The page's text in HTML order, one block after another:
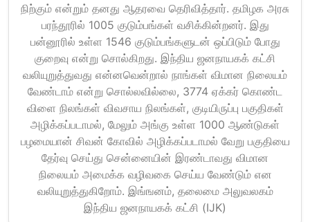
நிற்கும் என்றும் தனது ஆதரவை தெரிவித்தார். தமிழக அரசு
பரந்தூரில் 1005 குடும்பங்கள் வசிக்கின்றனர். இது
பன்னூரில் உள்ள 1546 குடும்பங்களுடன் ஒப்பிடும் போது
குறைவு என்று சொல்கிறது. இந்திய ஜனநாயகக் கட்சி
வலியுறுத்துவது என்னவென்றால் நாங்கள் விமான நிலையம்
வேண்டாம் என்று சொல்லவில்லை, 3774 ஏக்கர் கொண்ட
விளை நிலங்கள் விவசாய நிலங்கள், குடியிருப்பு பகுதிகள்
அழிக்கப்படாமல், மேலும் அங்கு உள்ள 1000 ஆண்டுகள்
பழமையான் சிவன் கோவில் அழிக்கப்படாமல் வேறு பகுதியை
தேர்வு செய்து சென்னையின் இரண்டாவது விமான
நிலையம் அமைக்க வழிவகை செய்ய வேண்டும் என
வலியுறுத்துகிறோம். இங்ஙனம், தலைமை அலுவலகம்
இந்திய ஜனநாயகக் கட்சி (IJK)